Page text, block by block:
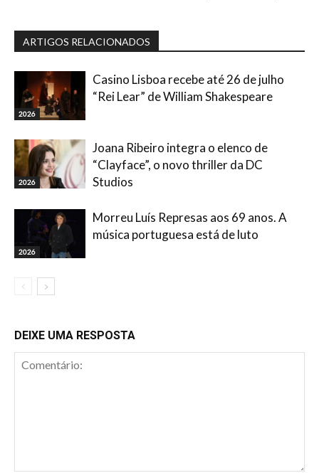
ARTIGOS RELACIONADOS
2026
Casino Lisboa recebe até 26 de julho
“Rei Lear” de William Shakespeare
2026
Joana Ribeiro integra o elenco de
“Clayface”, o novo thriller da DC
Studios
2026
Morreu Luís Represas aos 69 anos. A
música portuguesa está de luto
DEIXE UMA RESPOSTA